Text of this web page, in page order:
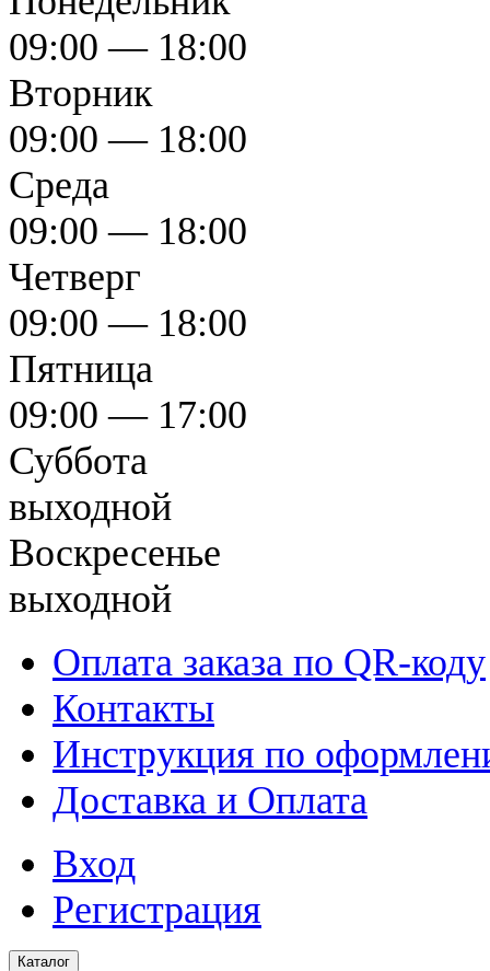
09:00 — 18:00
Вторник
09:00 — 18:00
Среда
09:00 — 18:00
Четверг
09:00 — 18:00
Пятница
09:00 — 17:00
Суббота
выходной
Воскресенье
выходной
Оплата заказа по QR-коду
Контакты
Инструкция по
Доставка и Оплата
Вход
Регистрация
Каталог